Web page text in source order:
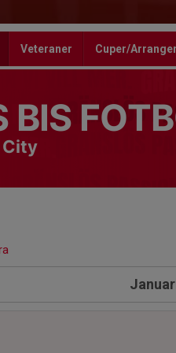
Veteraner Cuper/
BIS
City